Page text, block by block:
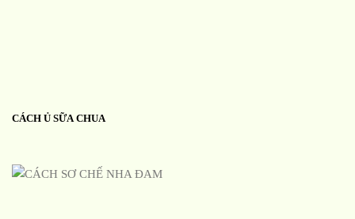
CÁCH Ủ SỮA CHUA